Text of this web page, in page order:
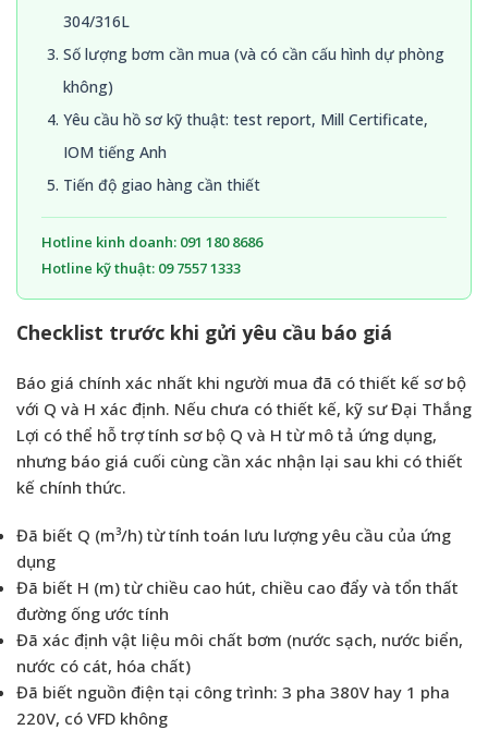
304/316L
Số lượng bơm cần mua (và có cần cấu hình dự phòng
không)
Yêu cầu hồ sơ kỹ thuật: test report, Mill Certificate,
IOM tiếng Anh
Tiến độ giao hàng cần thiết
Hotline kinh doanh: 091 180 8686
Hotline kỹ thuật: 09 7557 1333
Checklist trước khi gửi yêu cầu báo giá
Báo giá chính xác nhất khi người mua đã có thiết kế sơ bộ
với Q và H xác định. Nếu chưa có thiết kế, kỹ sư Đại Thắng
Lợi có thể hỗ trợ tính sơ bộ Q và H từ mô tả ứng dụng,
nhưng báo giá cuối cùng cần xác nhận lại sau khi có thiết
kế chính thức.
Đã biết Q (m³/h) từ tính toán lưu lượng yêu cầu của ứng
dụng
Đã biết H (m) từ chiều cao hút, chiều cao đẩy và tổn thất
đường ống ước tính
Đã xác định vật liệu môi chất bơm (nước sạch, nước biển,
nước có cát, hóa chất)
Đã biết nguồn điện tại công trình: 3 pha 380V hay 1 pha
220V, có VFD không